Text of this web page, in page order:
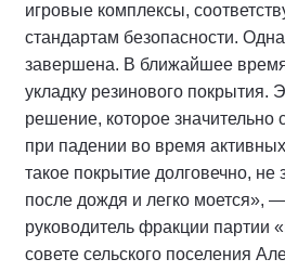
игровые комплексы,
стандартам безопасности.
завершена. В ближайшее
укладку резинового покрытия.
решение, которое значительно
при падении во время
такое покрытие долговечно, не
после дождя и легко моется»,
руководитель фракции партии
совете сельского поселения